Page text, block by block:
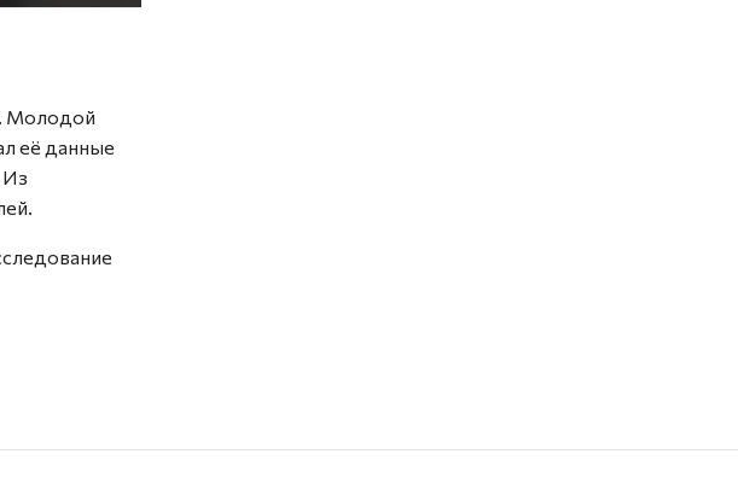
Молодой
её данные
Из